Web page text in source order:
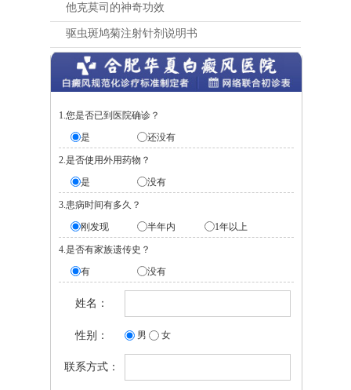
他克莫司的神奇功效
驱虫斑鸠菊注射针剂说明书
1.您是否已到医院确诊？
是
还没有
2.是否使用外用药物？
是
没有
3.患病时间有多久？
刚发现
半年内 1年以上
4.是否有家族遗传史？
有
没有
姓名：
性别： 男 女
联系方式：